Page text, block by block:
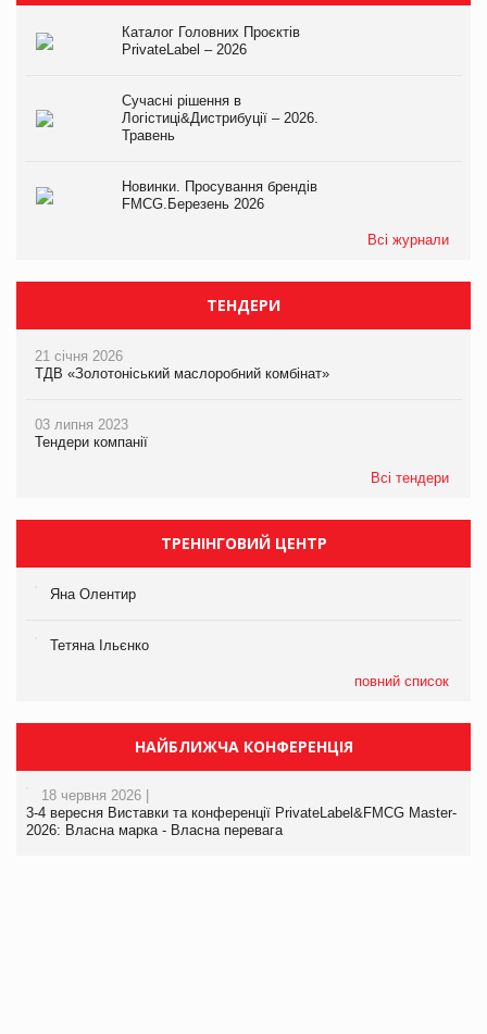
Каталог Головних Проєктів
PrivateLabel – 2026
Сучасні рішення в
Логістиці&Дистрибуції – 2026.
Травень
Новинки. Просування брендів
FMCG.Березень 2026
Всі журнали
ТЕНДЕРИ
21 січня 2026
ТДВ «Золотоніський маслоробний комбінат»
03 липня 2023
Тендери компанії
Всі тендери
ТРЕНІНГОВИЙ ЦЕНТР
Яна Олентир
Тетяна Ільєнко
повний список
НАЙБЛИЖЧА КОНФЕРЕНЦІЯ
18 червня 2026 |
3-4 вересня Виставки та конференції PrivateLabel&FMCG Master-
2026: Власна марка - Власна перевага